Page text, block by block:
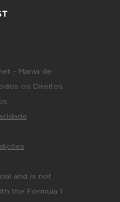
- Mania de
os Direitos
and is not
the Formula 1